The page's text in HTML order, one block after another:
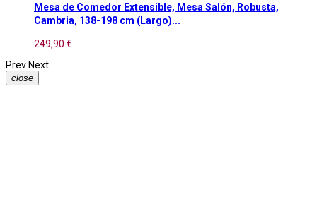
Mesa de Comedor Extensible, Mesa Salón, Robusta,
Cambria, 138-198 cm (Largo)...
249,90 €
Prev Next
close